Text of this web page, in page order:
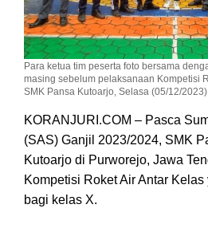
Para ketua tim peserta foto bersama
masing sebelum pelaksanaan Kompetisi
SMK Pansa Kutoarjo, Selasa (05/12/
KORANJURI.COM – Pasca
(SAS) Ganjil 2023/2024, SMK
Kutoarjo di Purworejo, Jawa
Kompetisi Roket Air Antar
bagi kelas X.